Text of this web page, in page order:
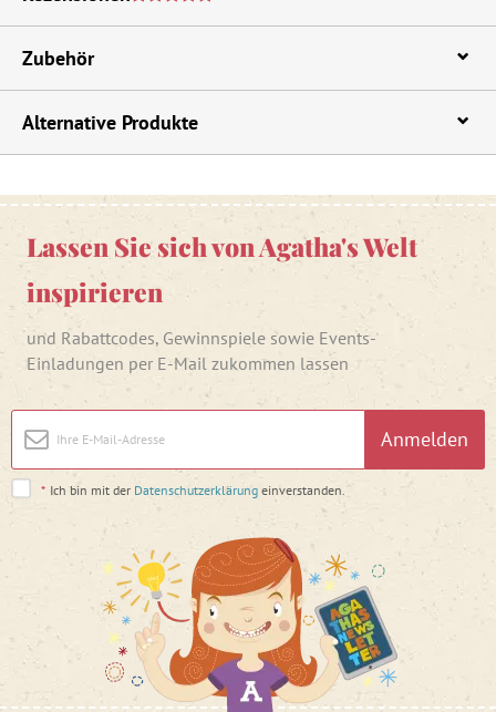
Zubehör
Alternative Produkte
Lassen Sie sich von Agatha's Welt
inspirieren
und Rabattcodes, Gewinnspiele sowie Events-
Einladungen per E-Mail zukommen lassen
Anmelden
* Ich bin mit der Datenschutzerklärung einverstanden.